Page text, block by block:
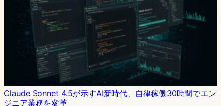
Claude Sonnet 4.5が示すAI新時代、自律稼働30時間でエン
ジニア業務を変革